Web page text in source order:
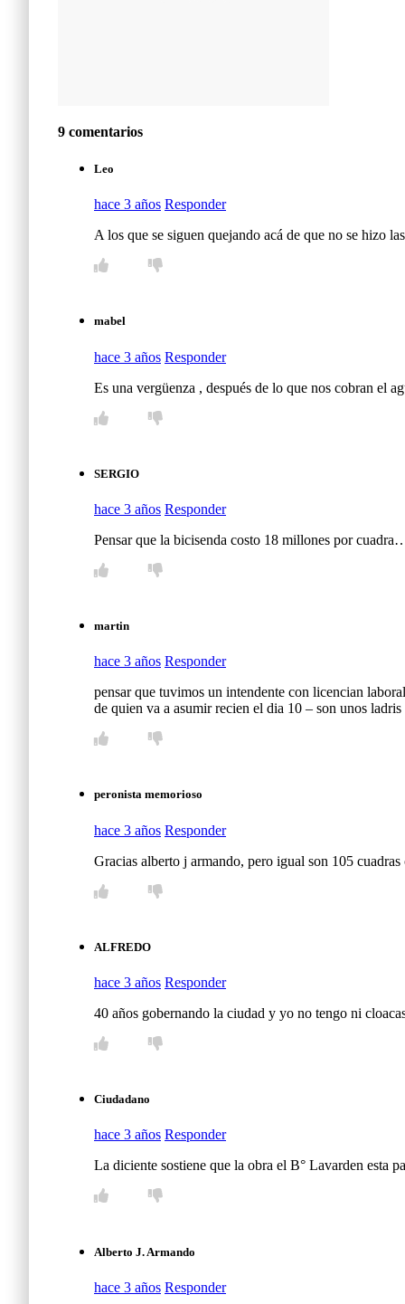
9 comentarios
Leo
hace 3 años Responder
A los que se siguen quejando acá de que no se hizo
mabel
hace 3 años Responder
Es una vergüenza , después de lo que nos cobran el
SERGIO
hace 3 años Responder
Pensar que la bicisenda costo 18 millones por
martin
hace 3 años Responder
pensar que tuvimos un intendente con licencian
de quien va a asumir recien el dia 10 – son unos
peronista memorioso
hace 3 años Responder
Gracias alberto j armando, pero igual son 105
ALFREDO
hace 3 años Responder
40 años gobernando la ciudad y yo no tengo ni
Ciudadano
hace 3 años Responder
La diciente sostiene que la obra el B° Lavarden esta
Alberto J. Armando
hace 3 años Responder